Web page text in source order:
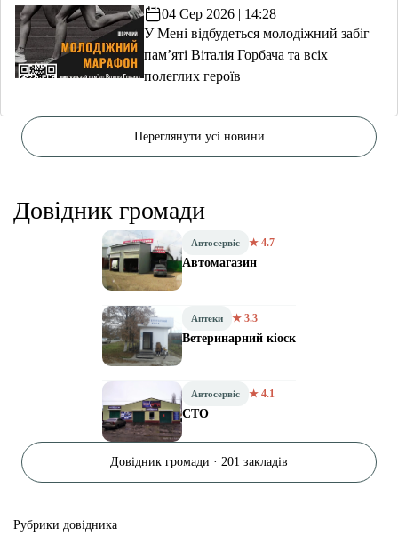
04 Сер 2026 | 14:28
У Мені відбудеться молодіжний забіг
пам’яті Віталія Горбача та всіх
полеглих героїв
Переглянути усі новини
Довідник громади
Автосервіс ★ 4.7
Автомагазин
Аптеки ★ 3.3
Ветеринарний кіоск
Автосервіс ★ 4.1
СТО
Довідник громади · 201 закладів
Рубрики довідника